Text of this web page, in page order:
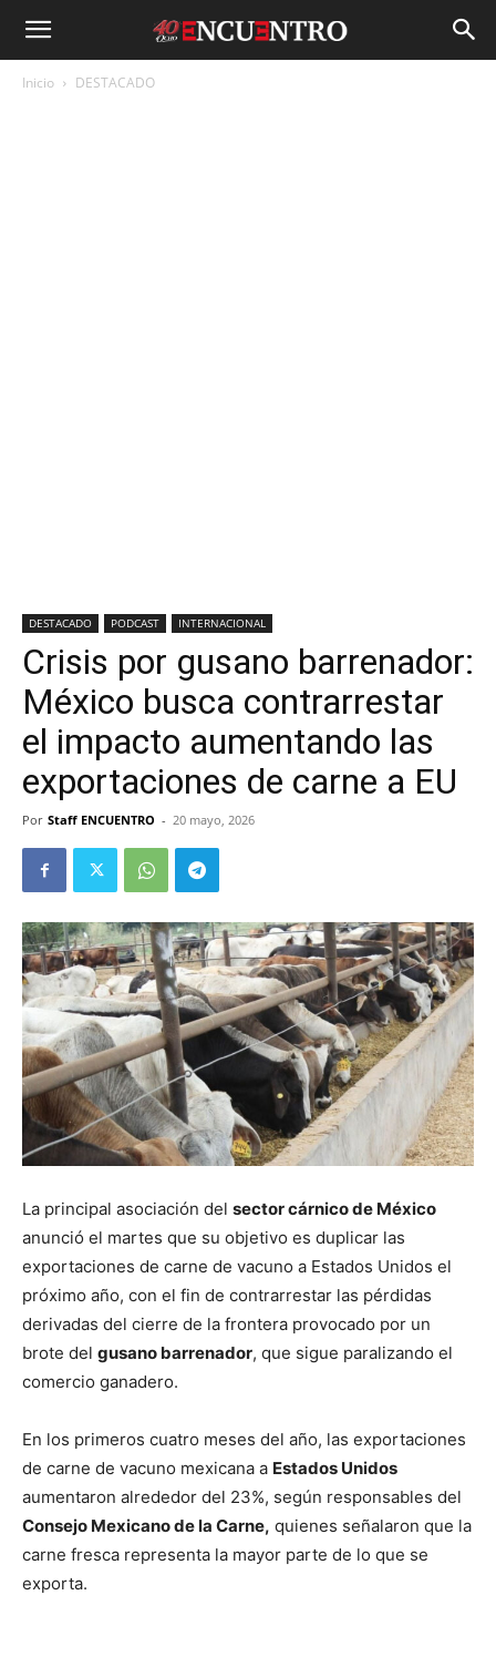
Inicio DESTACADO
DESTACADO PODCAST INTERNACIONAL
Crisis por gusano barrenador:
México busca contrarrestar
el impacto aumentando las
exportaciones de carne a EU
Por Staff ENCUENTRO - 20 mayo, 2026
La principal asociación del sector cárnico de México
anunció el martes que su objetivo es duplicar las
exportaciones de carne de vacuno a Estados Unidos el
próximo año, con el fin de contrarrestar las pérdidas
derivadas del cierre de la frontera provocado por un
brote del gusano barrenador, que sigue paralizando el
comercio ganadero.
En los primeros cuatro meses del año, las exportaciones
de carne de vacuno mexicana a Estados Unidos
aumentaron alrededor del 23%, según responsables del
Consejo Mexicano de la Carne, quienes señalaron que la
carne fresca representa la mayor parte de lo que se
exporta.